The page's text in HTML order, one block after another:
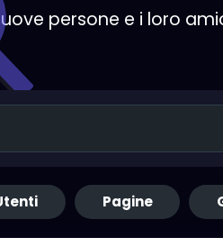
persone e i loro
Pagine